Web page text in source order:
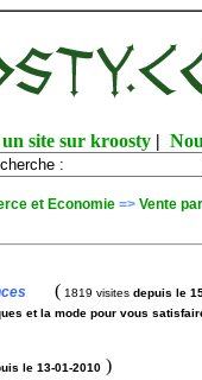
site sur kroosty|
et Economie => Vente
( 1819 visites depuis le
et la mode pour vous
le 13-01-2010 )